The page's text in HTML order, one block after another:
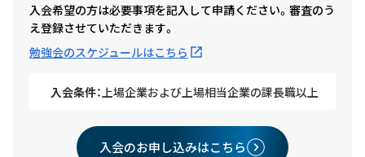
入会希望の方は必要事項を記入して申請ください。審査のう
え登録させていただきます。
勉強会のスケジュールはこちら
入会条件： 上場企業および上場相当企業の課長職以上
入会のお申し込みはこちら